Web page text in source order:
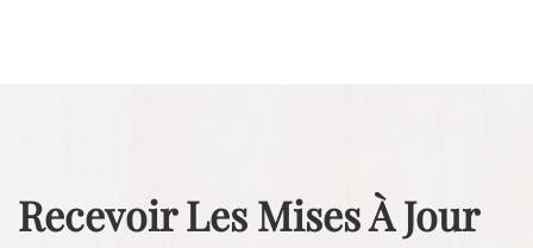
Recevoir Les Mises À Jour